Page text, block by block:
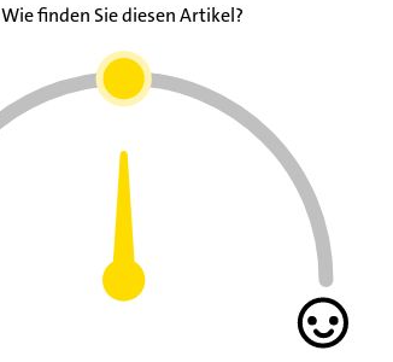
Wie finden Sie diesen Artikel?